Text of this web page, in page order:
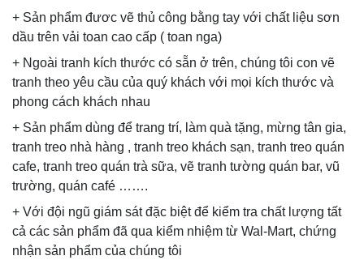
+ Sản phẩm đươc vẽ thủ công bằng tay với chất liệu sơn
dầu trên vải toan cao cấp ( toan nga)
+ Ngoài tranh kích thước có sẵn ở trên, chúng tôi con vẽ
tranh theo yêu cầu của quý khách với mọi kích thước và
phong cách khách nhau
+ Sản phẩm dùng để trang trí, làm quà tặng, mừng tân gia,
tranh treo nhà hàng , tranh treo khách sạn, tranh treo quán
cafe, tranh treo quán trà sữa, vẽ tranh tường quán bar, vũ
trường, quán café …….
+ Với đội ngũ giám sát đặc biệt để kiểm tra chất lượng tất
cả các sản phẩm đã qua kiểm nhiệm từ Wal-Mart, chứng
nhận sản phẩm của chúng tôi